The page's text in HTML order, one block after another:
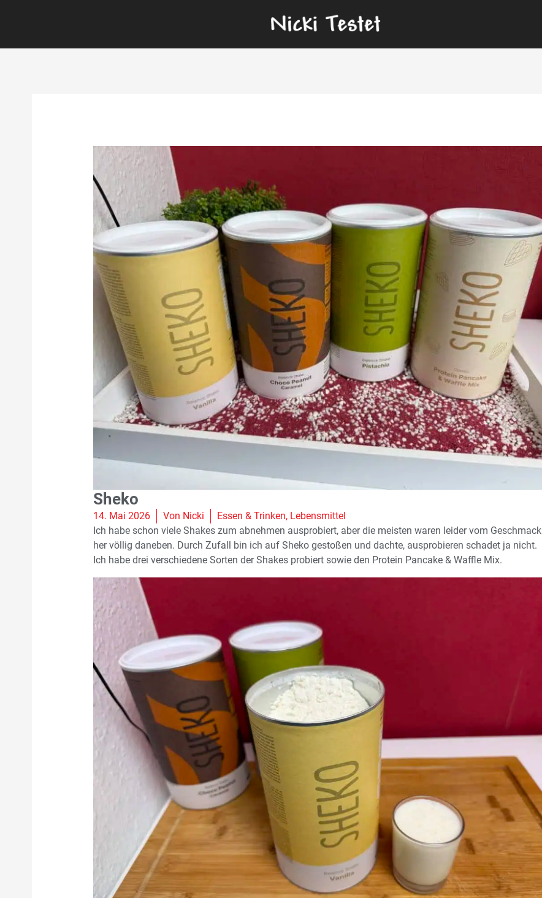
Sheko
14. Mai 2026 Von Nicki Essen & Trinken, Lebensmittel
Ich habe schon viele Shakes zum abnehmen ausprobiert, aber die meisten waren leider vom Geschmack
her völlig daneben. Durch Zufall bin ich auf Sheko gestoßen und dachte, ausprobieren schadet ja nicht.
Ich habe drei verschiedene Sorten der Shakes probiert sowie den Protein Pancake & Waffle Mix.